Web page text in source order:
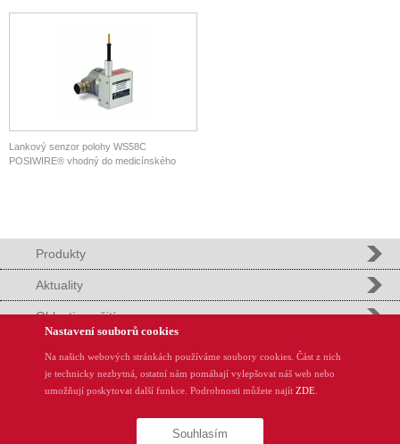
Lankový senzor polohy WS58C
POSIWIRE® vhodný do medicínského
Produkty
Aktuality
Oblasti použití
REMinfo
Nastavení souborů cookies
Na našich webových stránkách používáme soubory cookies. Část z nich
je technicky nezbytná, ostatní nám pomáhají vylepšovat náš web nebo
umožňují poskytovat další funkce. Podrobnosti můžete najít ZDE
Souhlasím